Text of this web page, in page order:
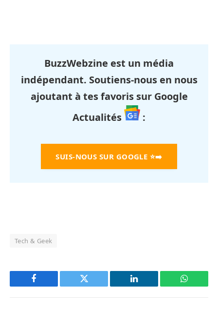
BuzzWebzine est un média
indépendant. Soutiens-nous en nous
ajoutant à tes favoris sur Google
Actualités
:
SUIS-NOUS SUR GOOGLE ⭐➡️
Tech & Geek
Facebook Twitter LinkedIn